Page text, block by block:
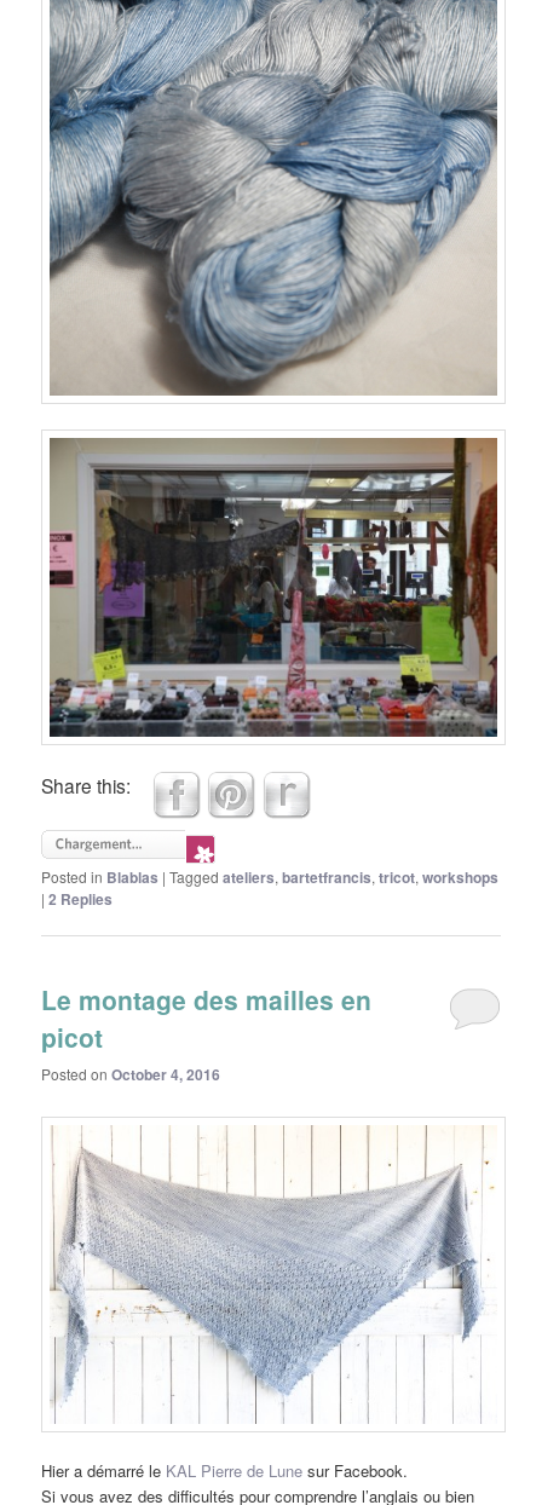
Share this:
Posted in Blablas |Tagged ateliers,bartetfrancis,tricot,workshops
|2 Replies
Le montage des mailles en
picot
Posted onOctober 4, 2016
Hier a démarré le KAL Pierre de Lune sur Facebook.
Si vous avez des difficultés pour comprendre l’anglais ou bien